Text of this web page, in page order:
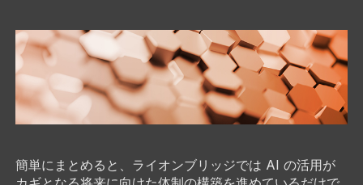
簡単にまとめると、ライオンブリッジでは AI の活用が